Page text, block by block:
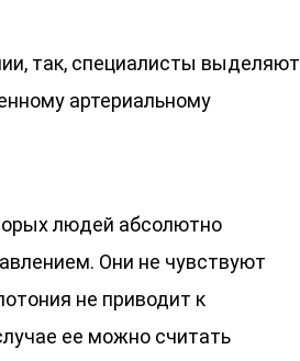
так, специалисты выделяют
артериальному
людей абсолютно
Они не чувствуют
не приводит к
ее можно считать